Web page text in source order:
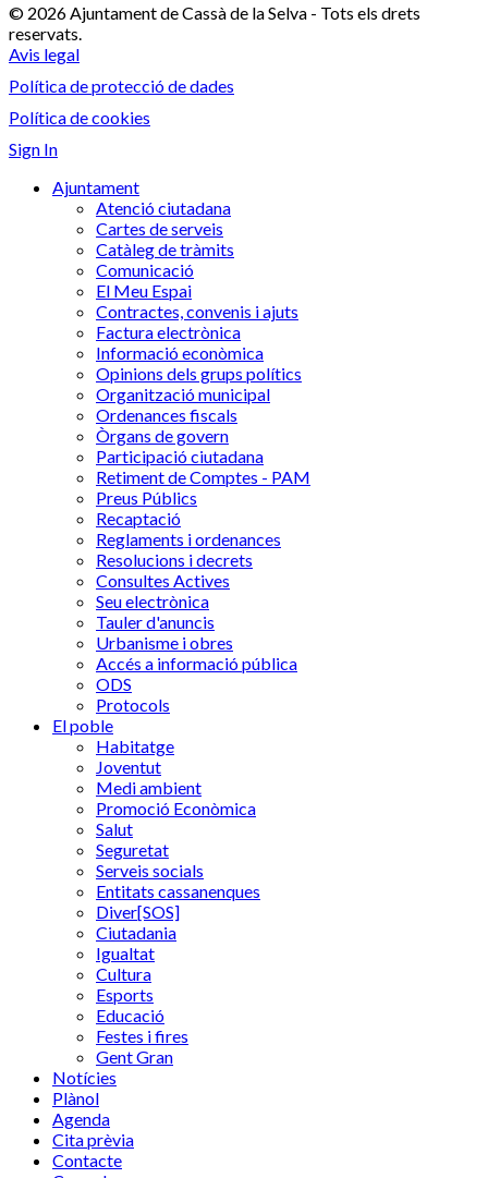
© 2026 Ajuntament de Cassà de la Selva - Tots els drets
reservats.
Avis legal
Política de protecció de dades
Política de cookies
Sign In
Ajuntament
Atenció ciutadana
Cartes de serveis
Catàleg de tràmits
Comunicació
El Meu Espai
Contractes, convenis i ajuts
Factura electrònica
Informació econòmica
Opinions dels grups polítics
Organització municipal
Ordenances fiscals
Òrgans de govern
Participació ciutadana
Retiment de Comptes - PAM
Preus Públics
Recaptació
Reglaments i ordenances
Resolucions i decrets
Consultes Actives
Seu electrònica
Tauler d'anuncis
Urbanisme i obres
Accés a informació pública
ODS
Protocols
El poble
Habitatge
Joventut
Medi ambient
Promoció Econòmica
Salut
Seguretat
Serveis socials
Entitats cassanenques
Diver[SOS]
Ciutadania
Igualtat
Cultura
Esports
Educació
Festes i fires
Gent Gran
Notícies
Plànol
Agenda
Cita prèvia
Contacte